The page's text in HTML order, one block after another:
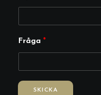
s
t
r
Fråga *
SKICKA